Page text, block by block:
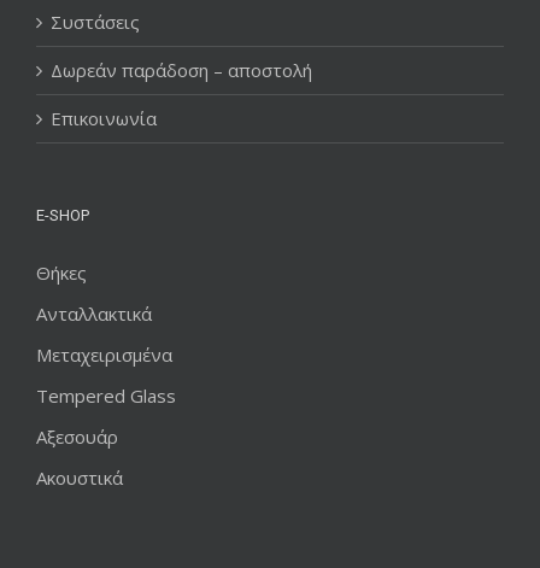
Συστάσεις
Δωρεάν παράδοση – αποστολή
Επικοινωνία
E-SHOP
Θήκες
Ανταλλακτικά
Μεταχειρισμένα
Tempered Glass
Αξεσουάρ
Ακουστικά